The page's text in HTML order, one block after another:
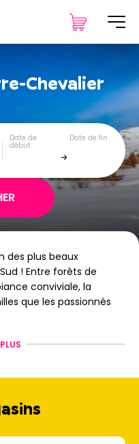
Chevalier
Date de
début
Date de fin
des plus beaux
! Entre forêts de
conviviale, la
que les passionnés
location de ski à Serre-